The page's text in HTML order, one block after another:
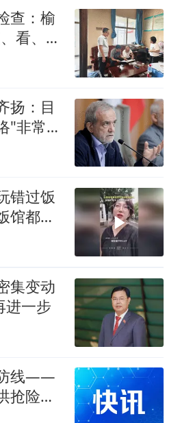
查：榆
看、
扬：目
"非常困
错过饭
馆都没
集变动
进一步
线——
抢险一